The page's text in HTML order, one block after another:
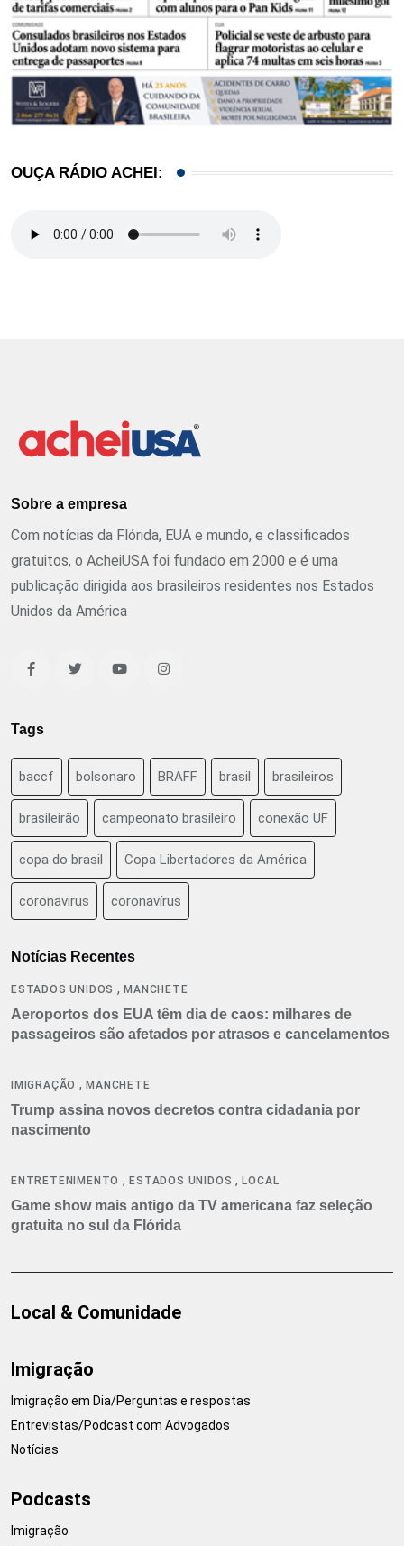
OUÇA RÁDIO ACHEI:
Sobre a empresa
Com notícias da Flórida, EUA e mundo, e classificados
gratuitos, o AcheiUSA foi fundado em 2000 e é uma
publicação dirigida aos brasileiros residentes nos Estados
Unidos da América
Tags
baccf bolsonaro BRAFF brasil brasileiros
brasileirão campeonato brasileiro conexão UF
copa do brasil Copa Libertadores da América
coronavirus coronavírus
Notícias Recentes
ESTADOS UNIDOS ,MANCHETE
Aeroportos dos EUA têm dia de caos: milhares de
passageiros são afetados por atrasos e cancelamentos
IMIGRAÇÃO ,MANCHETE
Trump assina novos decretos contra cidadania por
nascimento
ENTRETENIMENTO ,ESTADOS UNIDOS ,LOCAL
Game show mais antigo da TV americana faz seleção
gratuita no sul da Flórida
Local & Comunidade
Imigração
Imigração em Dia/Perguntas e respostas
Entrevistas/Podcast com Advogados
Notícias
Podcasts
Imigração